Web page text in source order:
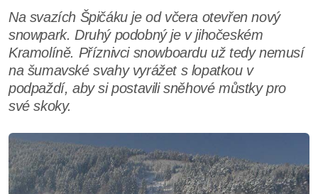
Na svazích Špičáku je od včera otevřen nový
snowpark. Druhý podobný je v jihočeském
Kramolíně. Příznivci snowboardu už tedy nemusí
na šumavské svahy vyrážet s lopatkou v
podpaždí, aby si postavili sněhové můstky pro
své skoky.